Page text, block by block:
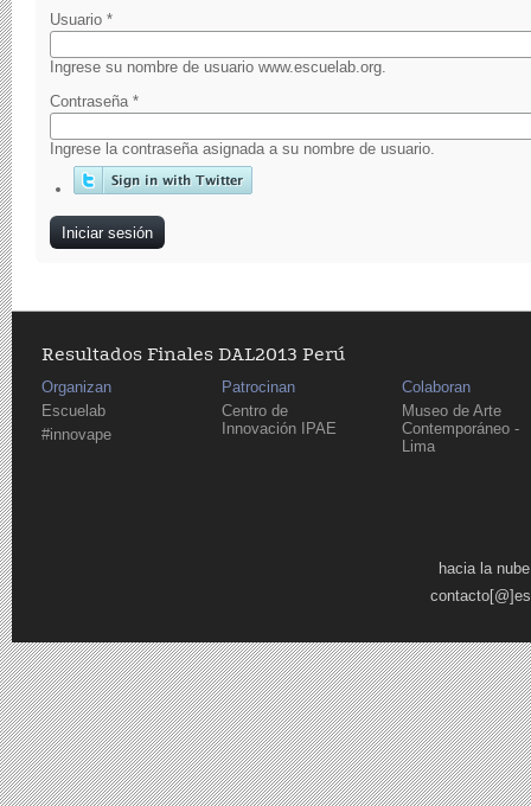
Usuario *
Ingrese su nombre de usuario www.escuelab.org.
Contraseña *
Ingrese la contraseña asignada a su nombre de usuario.
Resultados Finales DAL2013 Perú
Organizan
Escuelab
#innovape
Patrocinan
Centro de
Innovación IPAE
Colaboran
Museo de Arte
Contemporáneo -
Lima
hacia la